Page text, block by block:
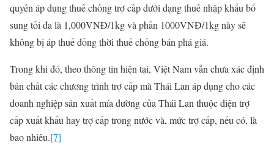
quyền áp dụng thuế chống trợ cấp dưới dạng thuế nhập khẩu bổ
sung tối đa là 1,000VNĐ/1kg và phần 1000VNĐ/1kg này sẽ
không bị áp thuế đồng thời thuế chống bán phá giá.
Trong khi đó, theo thông tin hiện tại, Việt Nam vẫn chưa xác định
bản chất các chương trình trợ cấp mà Thái Lan áp dụng cho các
doanh nghiệp sản xuất mía đường của Thái Lan thuộc diện trợ
cấp xuất khẩu hay trợ cấp trong nước và, mức trợ cấp, nếu có, là
bao nhiêu.[7]